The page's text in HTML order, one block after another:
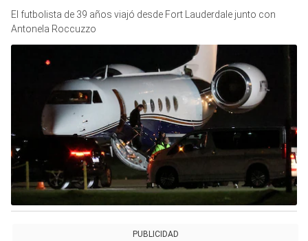
El futbolista de 39 años viajó desde Fort Lauderdale junto con
Antonela Roccuzzo
PUBLICIDAD